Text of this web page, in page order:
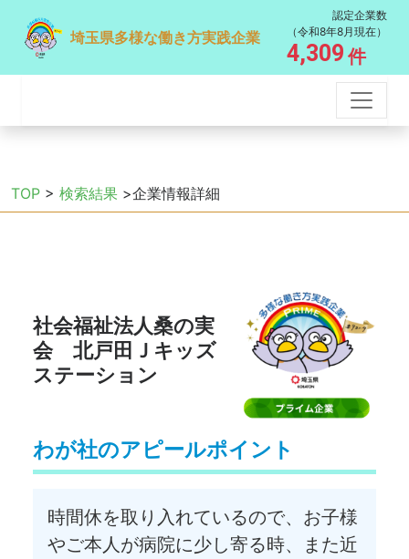
埼玉県多様な働き方実践企業
認定企業数
（令和8年8月現在）
4,309 件
TOP > 検索結果 >企業情報詳細
社会福祉法人桑の実
会 北戸田Ｊキッズ
ステーション
わが社のアピールポイント
時間休を取り入れているので、お子様
やご本人が病院に少し寄る時、また近